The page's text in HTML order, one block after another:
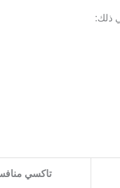
ذلك:
تاكسي